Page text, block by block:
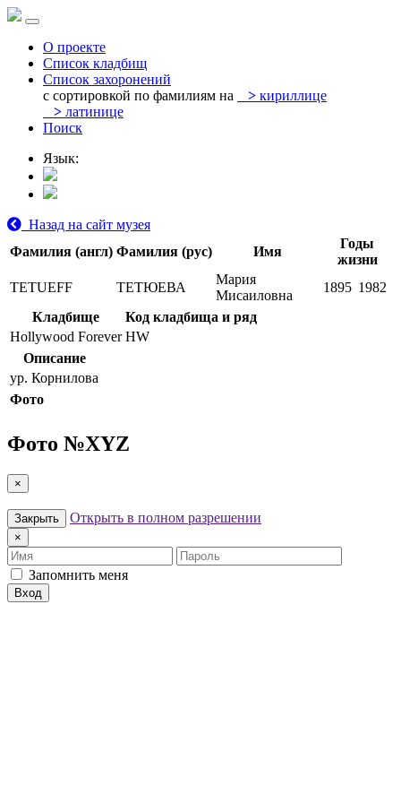
О проекте
Список кладбищ
Список захоронений
с сортировкой по фамилиям на
> кириллице
> латинице
Поиск
Язык:
Назад на сайт музея
Фамилия (англ) Фамилия (рус) Имя
Годы
жизни
TETUEFF
ТЕТЮЕВА
Мария
Мисаиловна
1895 1982
Кладбище
Код кладбища и ряд
Hollywood Forever HW
Описание
ур. Корнилова
Фото
Фото №XYZ
×
Закрыть Открыть в полном разрешении
×
Имя
Пароль
Запомнить меня
Вход